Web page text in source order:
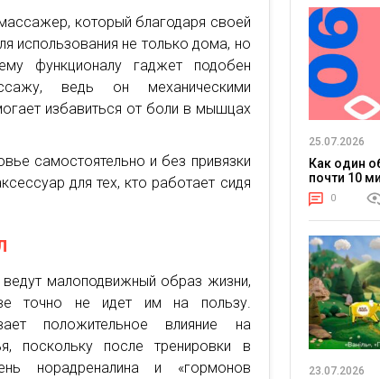
который благодаря своей
использования не только дома, но
функционалу гаджет подобен
ведь он механическими
избавиться от боли в мышцах
самостоятельно и без привязки
для тех, кто работает сидя
малоподвижный образ жизни,
точно не идет им на пользу.
положительное влияние на
поскольку после тренировки в
норадреналина и «гормонов
25.07.2026
Как один
почти 10
0
23.07.2026